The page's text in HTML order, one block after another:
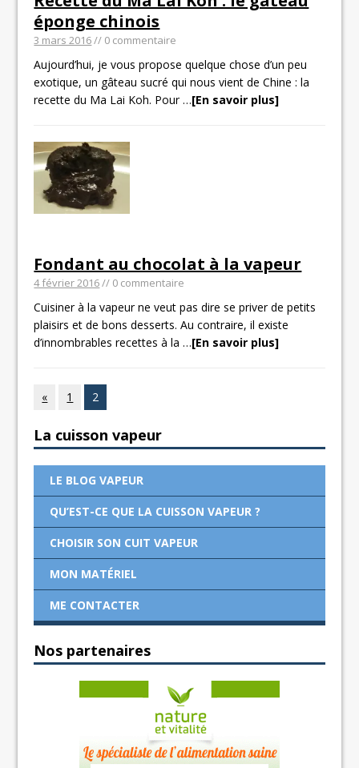
éponge chinois
3 mars 2016// 0 commentaire
Aujourd’hui, je vous propose quelque chose d’un peu
exotique, un gâteau sucré qui nous vient de Chine : la
recette du Ma Lai Koh. Pour…[En savoir plus]
Fondant au chocolat à la vapeur
4 février 2016// 0 commentaire
Cuisiner à la vapeur ne veut pas dire se priver de petits
plaisirs et de bons desserts. Au contraire, il existe
d’innombrables recettes à la…[En savoir plus]
« 1 2
La cuisson vapeur
LE BLOG VAPEUR
QU’EST-CE QUE LA CUISSON VAPEUR ?
CHOISIR SON CUIT VAPEUR
MON MATÉRIEL
ME CONTACTER
Nos partenaires